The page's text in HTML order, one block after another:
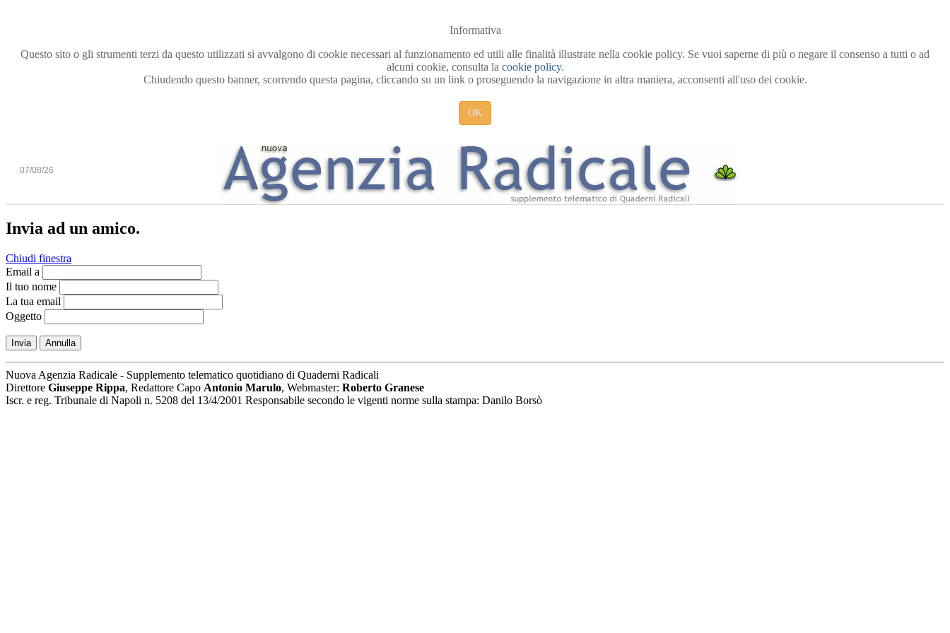
Informativa
Questo sito o gli strumenti terzi da questo utilizzati si avvalgono di cookie necessari al funzionamento ed utili alle finalità illustrate nella cookie policy. Se vuoi saperne di più o negare il consenso a tutti o ad
alcuni cookie, consulta la cookie policy.
Chiudendo questo banner, scorrendo questa pagina, cliccando su un link o proseguendo la navigazione in altra maniera, acconsenti all'uso dei cookie.
OK
07/08/26
Invia ad un amico.
Chiudi finestra
Email a
Il tuo nome
La tua email
Oggetto
Invia Annulla
Nuova Agenzia Radicale - Supplemento telematico quotidiano di Quaderni Radicali
Direttore Giuseppe Rippa, Redattore Capo Antonio Marulo, Webmaster: Roberto Granese
Iscr. e reg. Tribunale di Napoli n. 5208 del 13/4/2001 Responsabile secondo le vigenti norme sulla stampa: Danilo Borsò